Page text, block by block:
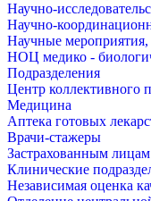
Научно-
Научно-
Научные
НОЦ медико -
Подразделения
Центр коллективного
Медицина
Аптека готовых
Врачи-стажеры
Застрахованным лицам
Клинические
Независимая оценка